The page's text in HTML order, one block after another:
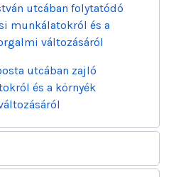
utcában folytatódó
munkálatokról és a
változásáról
utcában zajló
és a környék